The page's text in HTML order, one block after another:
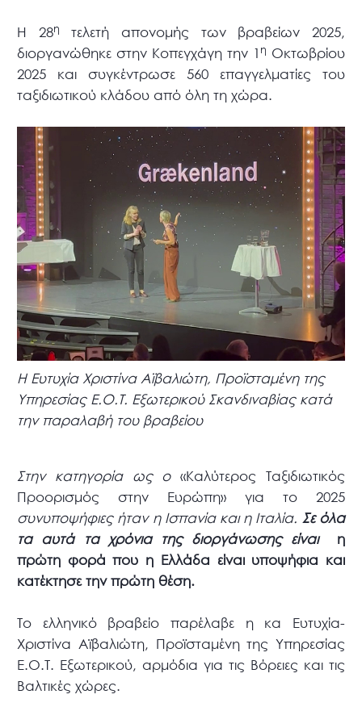
Η 28η
τελετή απονομής των βραβείων 2025,
διοργανώθηκε στην Κοπεγχάγη την 1 η Οκτωβρίου
2025 και συγκέντρωσε 560 επαγγελματίες του
ταξιδιωτικού κλάδου από όλη τη χώρα.
Η Ευτυχία Χριστίνα Αϊβαλιώτη, Προϊσταμένη της
Υπηρεσίας Ε.Ο.Τ. Εξωτερικού Σκανδιναβίας κατά
την παραλαβή του βραβείου
Στην κατηγορία ως ο«Καλύτερος Ταξιδιωτικός
Προορισμός στην Ευρώπη» για το 2025
συνυποψήφιες ήταν η Ισπανία και η Ιταλία. Σε όλα
τα αυτά τα χρόνια της διοργάνωσης είναι
η
πρώτη φορά που η Ελλάδα είναι υποψήφια και
κατέκτησε την πρώτη θέση.
Το ελληνικό βραβείο παρέλαβε η κα Ευτυχία-
Χριστίνα Αϊβαλιώτη, Προϊσταμένη της Υπηρεσίας
Ε.Ο.Τ. Εξωτερικού, αρμόδια για τις Βόρειες και τις
Βαλτικές χώρες.